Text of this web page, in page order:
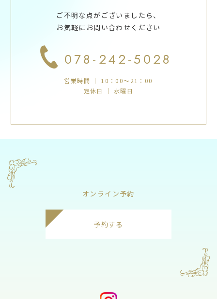
ご不明な点がございましたら、
お気軽にお問い合わせください
078-242-5028
営業時間 ｜ 10：00～21：00
定休日 ｜ 水曜日
オンライン予約
予約する